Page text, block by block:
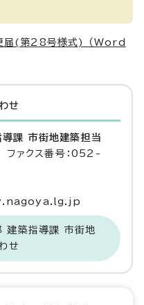
届(第28号様式) （Word
せ
課 市街地建築担当
ァクス番号：052-
建築指導課 市街地
せ